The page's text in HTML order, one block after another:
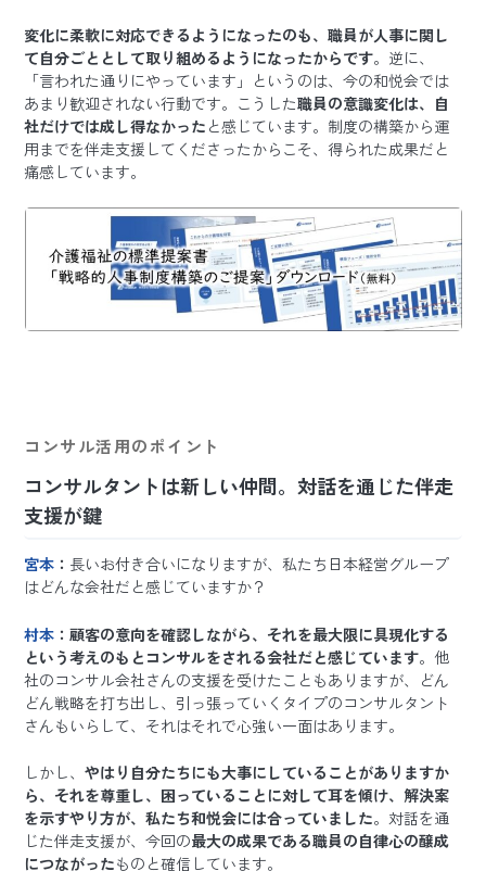
変化に柔軟に対応できるようになったのも、職員が人事に関し
て自分ごととして取り組めるようになったからです。逆に、
「言われた通りにやっています」というのは、今の和悦会では
あまり歓迎されない行動です。こうした職員の意識変化は、自
社だけでは成し得なかった と感じています。制度の構築から運
用までを伴走支援してくださったからこそ、得られた成果だと
痛感しています。
コンサル活用のポイント
コンサルタントは新しい仲間。対話を通じた伴走
支援が鍵
宮本 ： 長いお付き合いになりますが、私たち日本経営グループ
はどんな会社だと感じていますか？
村本 ：顧客の意向を確認しながら、それを最大限に具現化する
という考えのもとコンサルをされる会社だと感じています。他
社のコンサル会社さんの支援を受けたこともありますが、どん
どん戦略を打ち出し、引っ張っていくタイプのコンサルタント
さんもいらして、それはそれで心強い一面はあります。
しかし、やはり自分たちにも大事にしていることがありますか
ら、それを尊重し、困っていることに対して耳を傾け、解決案
を示すやり方が、私たち和悦会には合っていました。対話を通
じた伴走支援が、今回の最大の成果である職員の自律心の醸成
につながったものと確信しています。